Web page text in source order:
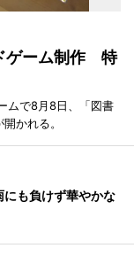
ゲーム制作 特
ムで8月8日、「図書
かれる。
も負けず華やかな